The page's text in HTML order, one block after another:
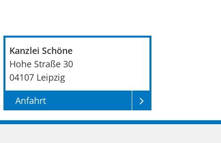
Kanzlei Schöne
Hohe Straße 30
04107 Leipzig
Anfahrt